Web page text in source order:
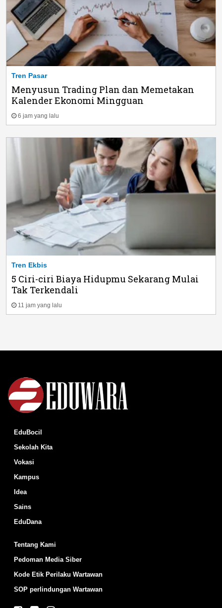
Tren Pasar
Menyusun Trading Plan dan Memetakan
Kalender Ekonomi Mingguan
6 jam yang lalu
Tren Ekbis
5 Ciri-ciri Biaya Hidupmu Sekarang Mulai
Tak Terkendali
11 jam yang lalu
EduBocil
Sekolah Kita
Vokasi
Kampus
Idea
Sains
EduDana
Tentang Kami
Pedoman Media Siber
Kode Etik Perilaku Wartawan
SOP perlindungan Wartawan